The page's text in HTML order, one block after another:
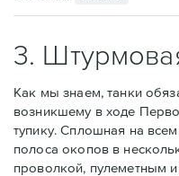
3.
Как мы знаем, танки
возникшему в ходе
тупику. Сплошная на
полоса окопов в
проволкой, пулеметным